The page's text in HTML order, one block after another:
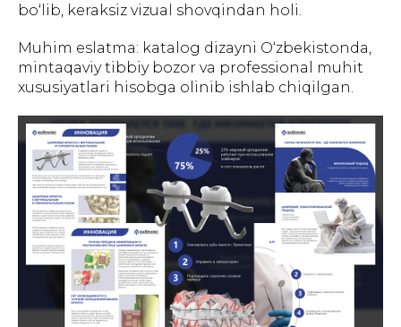
bo‘lib, keraksiz vizual shovqindan holi.
Muhim eslatma: katalog dizayni O‘zbekistonda,
mintaqaviy tibbiy bozor va professional muhit
xususiyatlari hisobga olinib ishlab chiqilgan.